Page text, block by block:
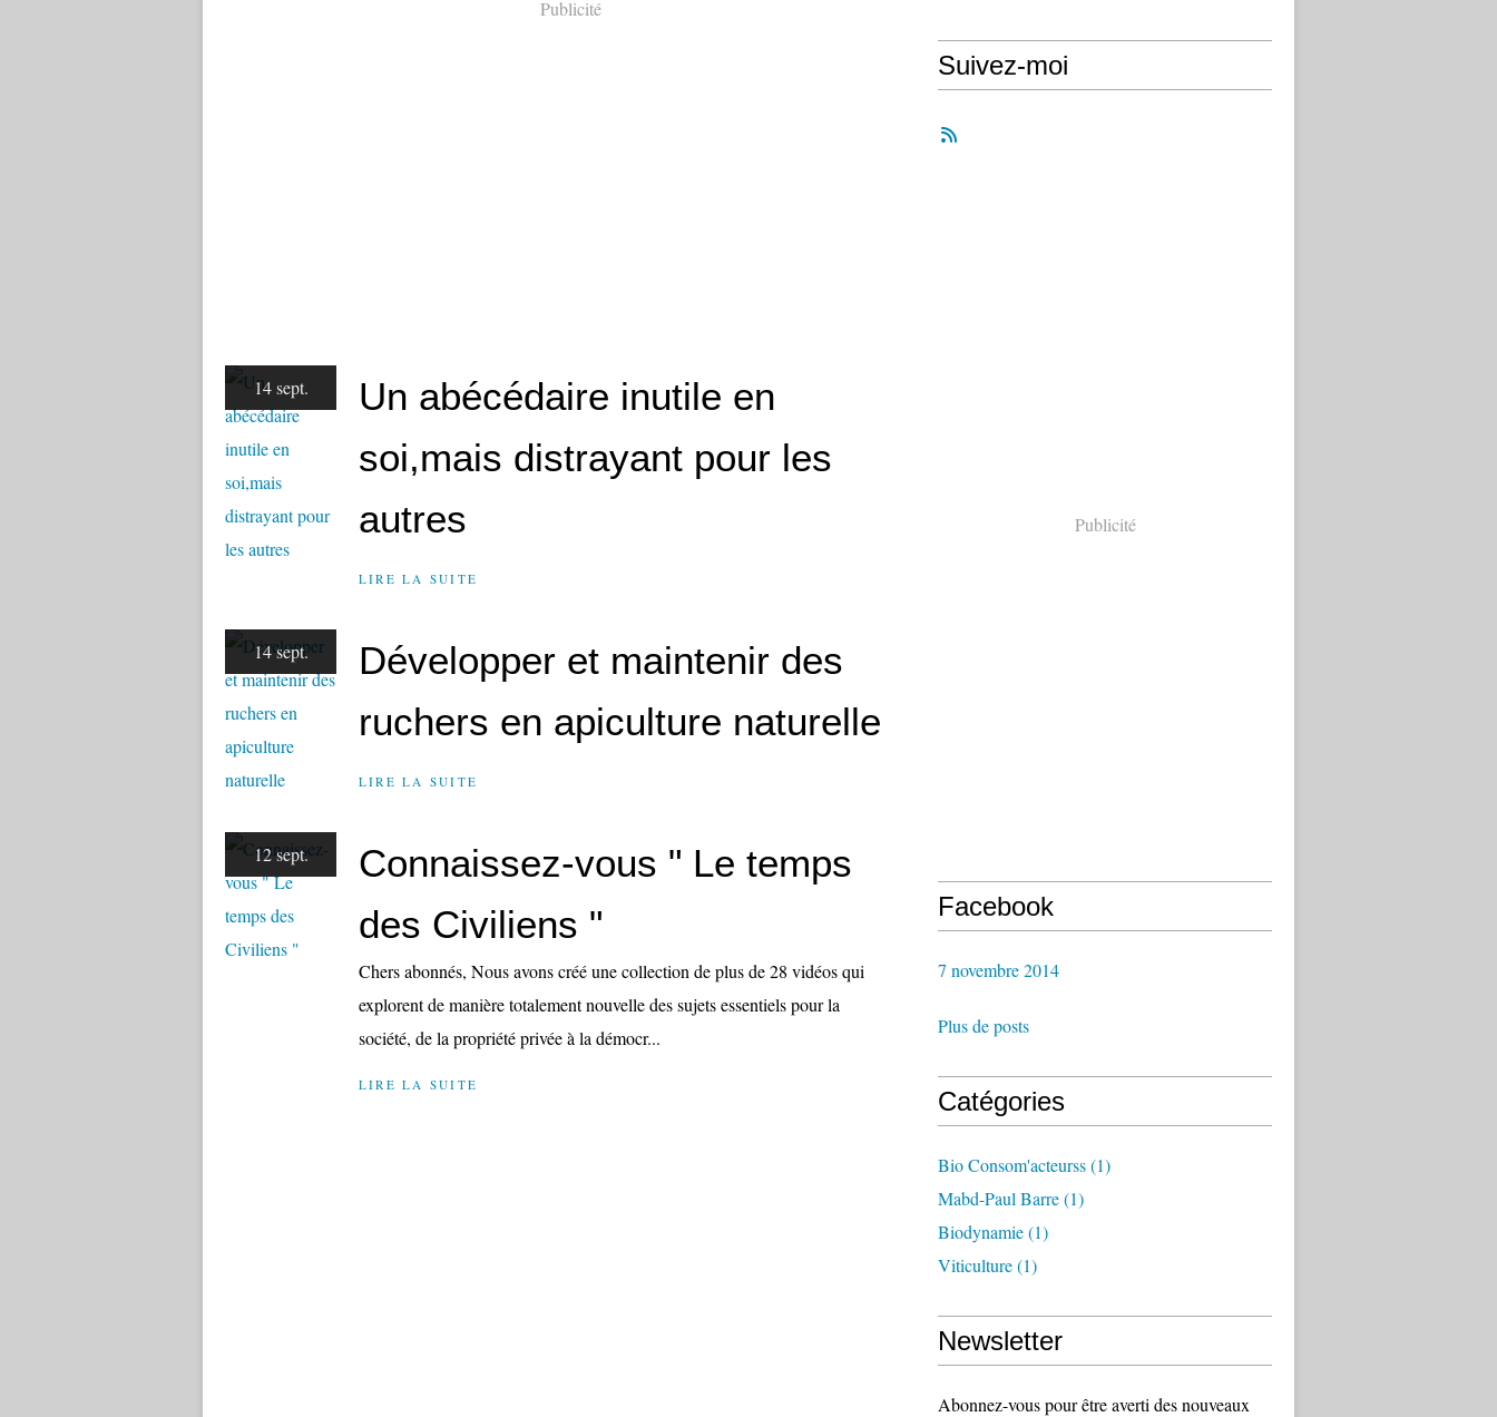
Publicité
14 sept.
Un abécédaire inutile en
soi,mais distrayant pour les
autres
LIRE LA SUITE
14 sept.
Développer et maintenir des
ruchers en apiculture naturelle
LIRE LA SUITE
12 sept.
Connaissez-vous " Le temps
des Civiliens "
Chers abonnés, Nous avons créé une collection de plus de 28 vidéos qui
explorent de manière totalement nouvelle des sujets essentiels pour la
société, de la propriété privée à la démocr...
LIRE LA SUITE
Suivez-moi
Publicité
Facebook
7 novembre 2014
Plus de posts
Catégories
Bio Consom'acteurss(1)
Mabd-Paul Barre(1)
Biodynamie(1)
Viticulture(1)
Newsletter
Abonnez-vous pour être averti des nouveaux